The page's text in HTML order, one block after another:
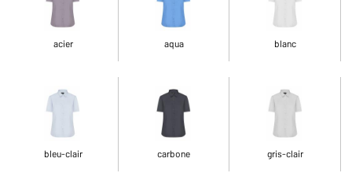
acier aqua blanc
bleu-clair carbone gris-clair